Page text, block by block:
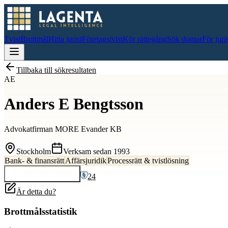
TvistBrottmålHitta juristFöretagstvistKör rättegångSök domarFör
Tillbaka till sökresultaten
AE
Anders E Bengtsson
Advokatfirman MORE Evander KB
Stockholm Verksam sedan 1993
Bank- & finansrättAffärsjuridikProcessrätt & tvistlösning
24
Är detta du?
Brottmålsstatistik